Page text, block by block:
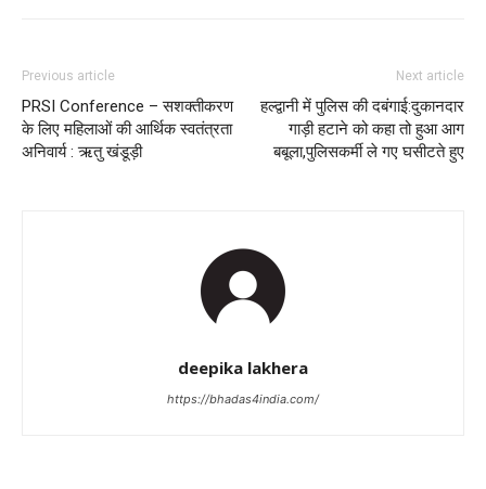
Previous article
PRSI Conference – सशक्तीकरण
के लिए महिलाओं की आर्थिक स्वतंत्रता
अनिवार्य : ऋतु खंडूड़ी
Next article
हल्द्वानी में पुलिस की दबंगाई:दुकानदार
गाड़ी हटाने को कहा तो हुआ आग
बबूला,पुलिसकर्मी ले गए घसीटते हुए
deepika lakhera
https://bhadas4india.com/